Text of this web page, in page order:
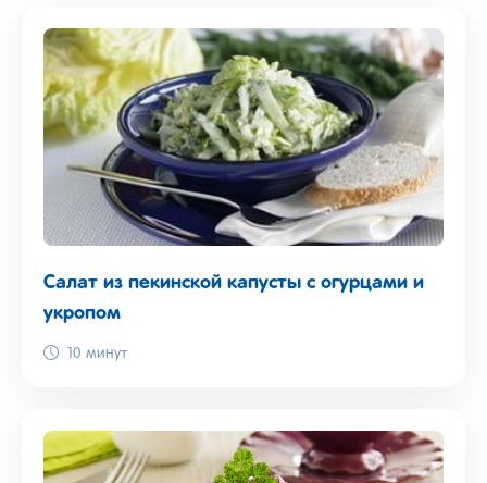
Салат из пекинской капусты с огурцами и
укропом
10 минут